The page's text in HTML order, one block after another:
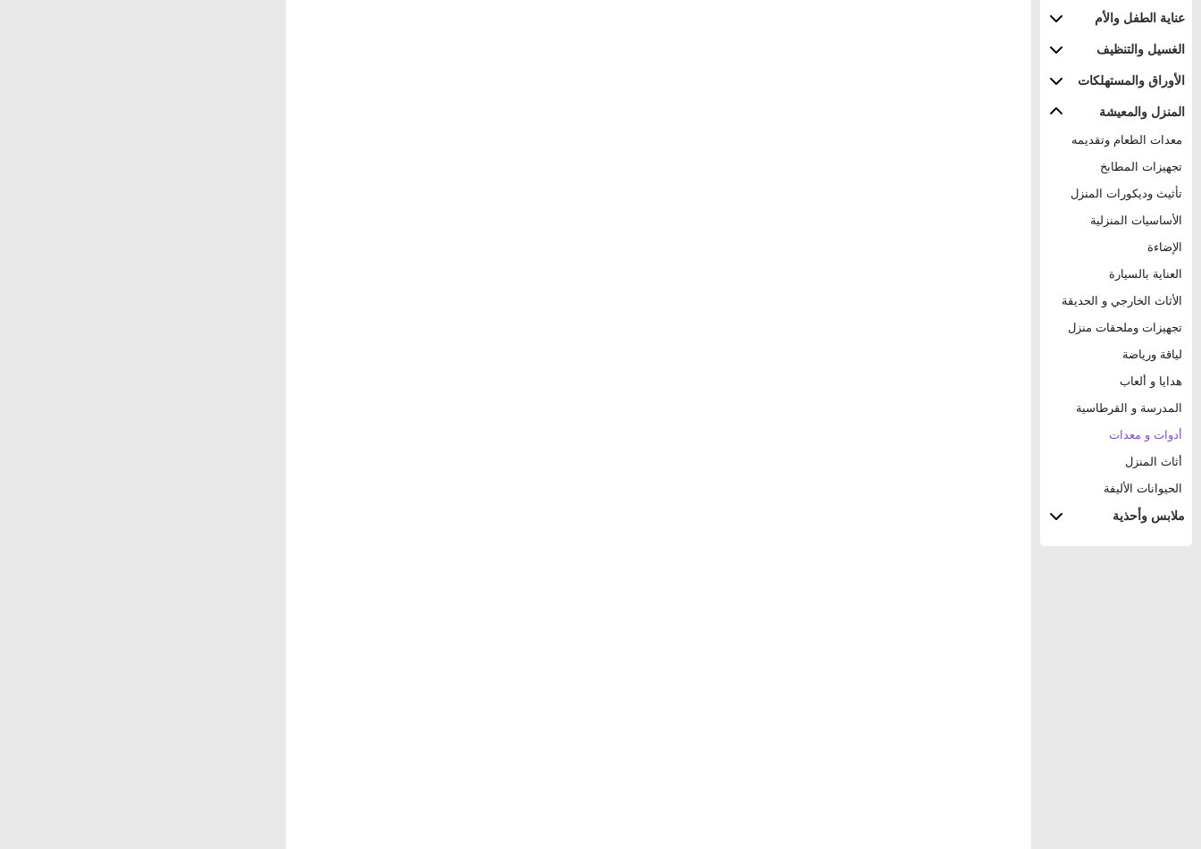
عناية الطفل والأم
الغسيل والتنظيف
الأوراق والمستهلكات
المنزل والمعيشة
معدات الطعام وتقديمه
تجهيزات المطابخ
تأثيث وديكورات المنزل
الأساسيات المنزلية
الإضاءة
العناية بالسيارة
الأثاث الخارجي و الحديقة
تجهيزات وملحقات منزل
لياقة ورياضة
هدايا و ألعاب
المدرسة و القرطاسية
أدوات و معدات
أثاث المنزل
الحيوانات الأليفة
ملابس وأحذية